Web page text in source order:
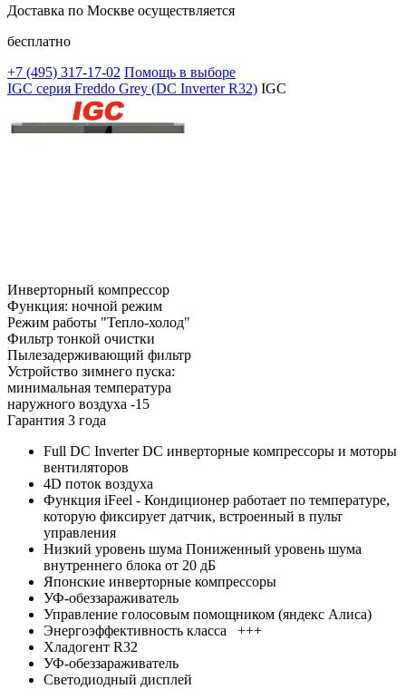
Доставка по Москве осуществляется
бесплатно
+7 (495) 317-17-02 Помощь в выборе
IGC серия Freddo Grey (DC Inverter R32) IGC
Инверторный компрессор
Функция: ночной режим
Режим работы "Тепло-холод"
Фильтр тонкой очистки
Пылезадерживающий фильтр
Устройство зимнего пуска:
минимальная температура
наружного воздуха -15
Гарантия 3 года
Full DC Inverter DC инверторные компрессоры и моторы
вентиляторов
4D поток воздуха
Функция iFeel - Кондиционер работает по температуре,
которую фиксирует датчик, встроенный в пульт
управления
Низкий уровень шума Пониженный уровень шума
внутреннего блока от 20 дБ
Японские инверторные компрессоры
УФ-обеззараживатель
Управление голосовым помощником (яндекс Алиса)
Энергоэффективность класса +++
Хладогент R32
УФ-обеззараживатель
Светодиодный дисплей